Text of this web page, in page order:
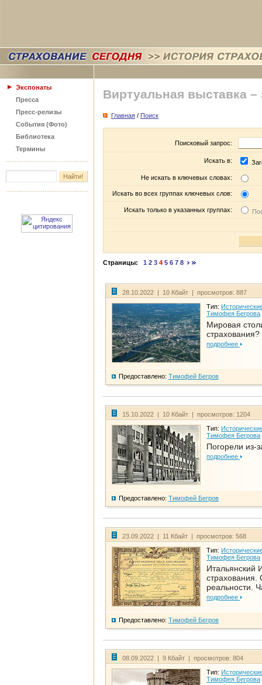
Экспонаты
Пресса
Пресс-релизы
События (Фото)
Библиотека
Термины
Виртуальная выставка –
Главная / Поиск
Поисковый запрос:
Искать в:
Не искать в ключевых словах:
Искать во всех группах ключевых слов:
Искать только в указанных группах:
Страницы: 1 2 3 4 5 6 7 8
28.10.2022 | 10 Кбайт | просмотров: 887
Тип:
Тимофея Бегрова
Мировая
страхования?
подробнее
Предоставлено: Тимофей Бегров
15.10.2022 | 10 Кбайт | просмотров: 1204
Тип:
Тимофея Бегрова
Погорели из-
подробнее
Предоставлено: Тимофей Бегров
23.09.2022 | 11 Кбайт | просмотров: 568
Тип:
Тимофея Бегрова
Итальянский
страхования.
реальности.
подробнее
Предоставлено: Тимофей Бегров
08.09.2022 | 9 Кбайт | просмотров: 804
Тип:
Тимофея Бегрова